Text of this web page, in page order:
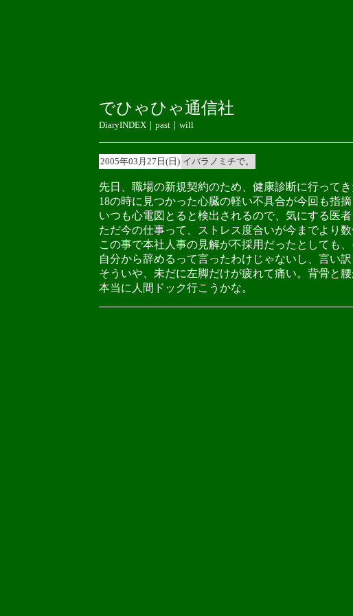
でひゃひゃ通信社
DiaryINDEX ｜ past ｜ will
2005年03月27日(日) イバラノミチで。
先日、職場の新規契約のため、健康診断に行ってき
18の時に見つかった心臓の軽い不具合が今回も指
いつも心電図とると検出されるので、気にする医
ただ今の仕事って、ストレス度合いが今までより
この事で本社人事の見解が不採用だったとしても
自分から辞めるって言ったわけじゃないし、言い
そういや、未だに左脚だけが疲れて痛い。背骨と
本当に人間ドック行こうかな。